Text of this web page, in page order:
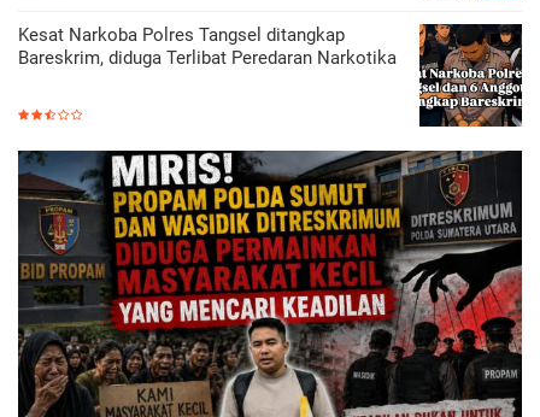
Kesat Narkoba Polres Tangsel ditangkap
Bareskrim, diduga Terlibat Peredaran Narkotika